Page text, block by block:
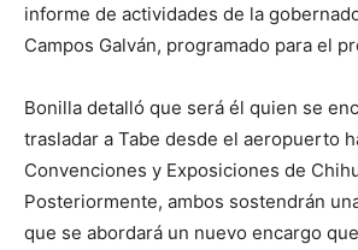
informe de actividades de la
Campos Galván, programado para el
Bonilla detalló que será él quien se
trasladar a Tabe desde el aeropuerto
Convenciones y Exposiciones de
Posteriormente, ambos sostendrán
que se abordará un nuevo encargo